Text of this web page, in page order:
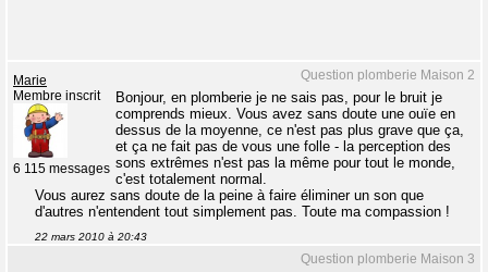
Question plomberie Maison 2
Marie
Membre inscrit
6 115 messages
Bonjour, en plomberie je ne sais pas, pour le bruit je
comprends mieux. Vous avez sans doute une ouïe en
dessus de la moyenne, ce n'est pas plus grave que ça,
et ça ne fait pas de vous une folle - la perception des
sons extrêmes n'est pas la même pour tout le monde,
c'est totalement normal.
Vous aurez sans doute de la peine à faire éliminer un son que
d'autres n'entendent tout simplement pas. Toute ma compassion !
22 mars 2010 à 20:43
Question plomberie Maison 3